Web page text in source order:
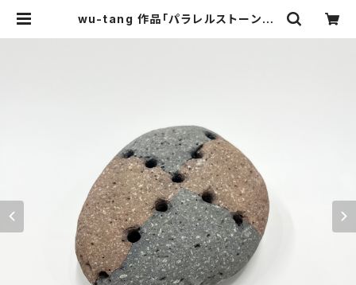
wu-tang 作品「パラレルストーン」 |